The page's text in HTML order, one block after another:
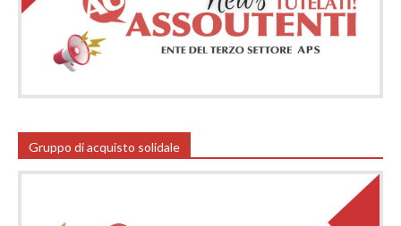
Gruppo di acquisto solidale